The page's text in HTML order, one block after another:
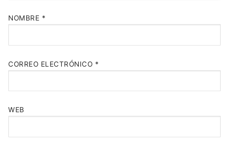
NOMBRE *
CORREO ELECTRÓNICO *
WEB